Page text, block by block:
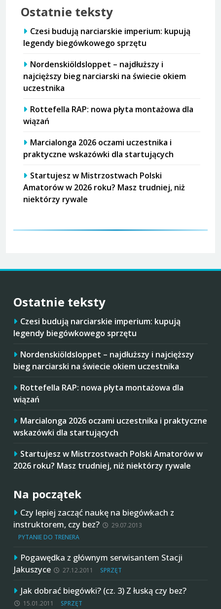
Ostatnie teksty
Czesi budują narciarskie imperium: kupują
legendy biegówkowego sprzętu
Nordenskiöldsloppet – najdłuższy i
najcięższy bieg narciarski na świecie okiem
uczestnika
Rottefella RAP: nowa płyta montażowa dla
wiązań
Marcialonga 2026 oczami uczestnika i
praktyczne wskazówki dla startujących
Startujesz w Mistrzostwach Polski
Amatorów w 2026 roku? Masz trudniej, niż
niektórzy rywale
Ostatnie teksty
Czesi budują narciarskie imperium: kupują
legendy biegówkowego sprzętu
Nordenskiöldsloppet – najdłuższy i najcięższy
bieg narciarski na świecie okiem uczestnika
Rottefella RAP: nowa płyta montażowa dla
wiązań
Marcialonga 2026 oczami uczestnika i praktyczne
wskazówki dla startujących
Startujesz w Mistrzostwach Polski Amatorów w
2026 roku? Masz trudniej, niż niektórzy rywale
Na początek
Czy lepiej zacząć naukę na biegówkach z
instruktorem, czy bez?
29.07.2013
PYTANIE DO TRENERA
Pogawędka z głównym serwisantem Stacji
Jakuszyce
27.12.2011 SPRZĘT
Jak dobrać biegówki? (cz. 3) Z łuską czy bez?
15.01.2011 SPRZĘT